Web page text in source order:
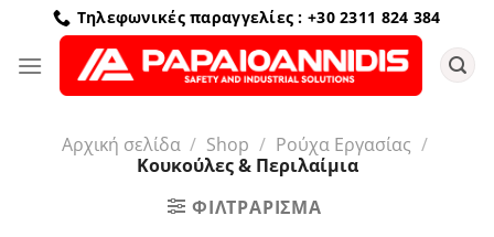
Μετάβαση
περιεχόμενο
Τηλεφωνικές παραγγελίες : +30 2311 824 384
Αρχική σελίδα / Shop / Ρούχα Εργασίας /
Κουκούλες & Περιλαίμια
ΦΙΛΤΡΆΡΙΣΜΑ